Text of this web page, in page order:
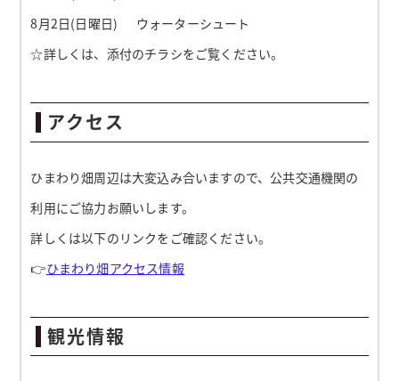
8月2日(日曜日) ウォーターシュート
☆詳しくは、添付のチラシをご覧ください。
アクセス
ひまわり畑周辺は大変込み合いますので、公共交通機関の
利用にご協力お願いします。
詳しくは以下のリンクをご確認ください。
👉ひまわり畑アクセス情報
観光情報